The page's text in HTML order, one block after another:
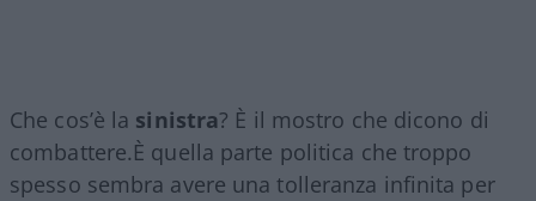
Che cos’è la sinistra? È il mostro che dicono di
combattere.È quella parte politica che troppo
spesso sembra avere una tolleranza infinita per